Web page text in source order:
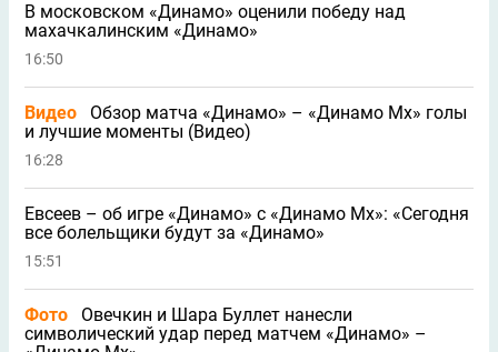
В московском «Динамо» оценили победу над
махачкалинским «Динамо»
16:50
Видео
Обзор матча «Динамо» – «Динамо Мх» голы
и лучшие моменты (Видео)
16:28
Евсеев – об игре «Динамо» с «Динамо Мх»: «Сегодня
все болельщики будут за «Динамо»
15:51
Фото
Овечкин и Шара Буллет нанесли
символический удар перед матчем «Динамо» –